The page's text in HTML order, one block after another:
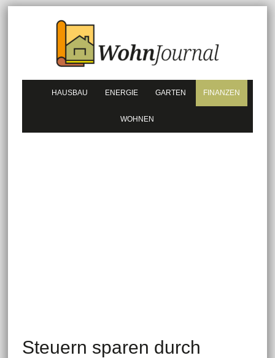
HAUSBAU ENERGIE GARTEN FINANZEN
WOHNEN
Steuern sparen durch